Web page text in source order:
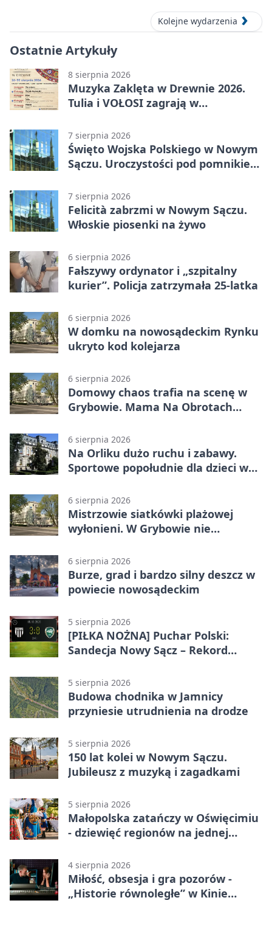
Kolejne wydarzenia
Ostatnie Artykuły
8 sierpnia 2026
Muzyka Zaklęta w Drewnie 2026.
Tulia i VOŁOSI zagrają w
7 sierpnia 2026
Święto Wojska Polskiego w Nowym
Sączu. Uroczystości pod pomnikiem
7 sierpnia 2026
Felicità zabrzmi w Nowym Sączu.
Włoskie piosenki na żywo
6 sierpnia 2026
Fałszywy ordynator i „szpitalny
kurier”. Policja zatrzymała 25-latka
6 sierpnia 2026
W domku na nowosądeckim Rynku
ukryto kod kolejarza
6 sierpnia 2026
Domowy chaos trafia na scenę w
Grybowie. Mama Na Obrotach
6 sierpnia 2026
Na Orliku dużo ruchu i zabawy.
Sportowe popołudnie dla dzieci w
6 sierpnia 2026
Mistrzowie siatkówki plażowej
wyłonieni. W Grybowie nie
6 sierpnia 2026
Burze, grad i bardzo silny deszcz w
powiecie nowosądeckim
5 sierpnia 2026
[PIŁKA NOŻNA] Puchar Polski:
Sandecja Nowy Sącz – Rekord
5 sierpnia 2026
Budowa chodnika w Jamnicy
przyniesie utrudnienia na drodze
5 sierpnia 2026
150 lat kolei w Nowym Sączu.
Jubileusz z muzyką i zagadkami
5 sierpnia 2026
Małopolska zatańczy w Oświęcimiu
- dziewięć regionów na jednej
4 sierpnia 2026
Miłość, obsesja i gra pozorów -
„Historie równoległe” w Kinie